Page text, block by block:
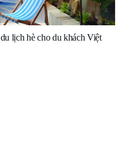
lịch hè cho du khách Việt